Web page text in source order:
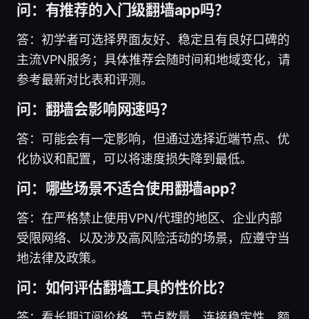
问：有推荐的入门级翻墙app吗？
答：初学者可选择界面友好、稳定且有良好口碑的
主流VPN服务；具体推荐会随时间和地域变化，请
参考最新对比表和评测。
问：翻墙会影响网速吗？
答：可能会有一定影响，但通过选择近端节点、优
化协议和配置，可以将速度损失降到最低。
问：哪些场景不适合使用翻墙app？
答：在严格禁止使用VPN/代理的地区、企业内部
受限网络、以及涉及高风险活动的场景，应遵守当
地法律及政策。
问：如何评估翻墙工具的性价比？